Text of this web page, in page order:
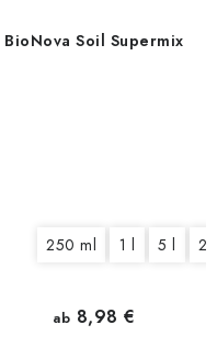
BioNova Soil Supermix
250 ml 1 l 5 l
ab 8,98 €